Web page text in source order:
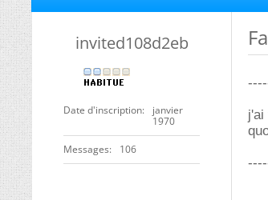
invited108d2eb
Date d'inscription
janvier
1970
Messages 106
j'ai